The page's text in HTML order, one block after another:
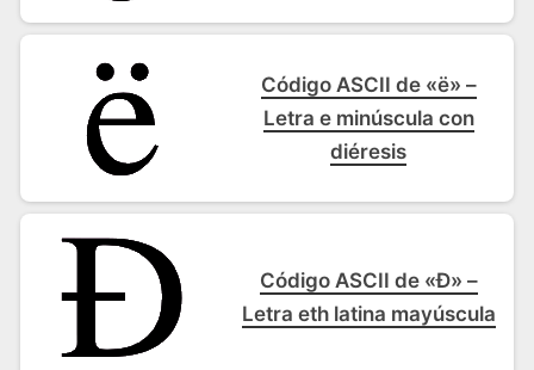
Código ASCII de «ë» –
Letra e minúscula con
diéresis
Código ASCII de «Ð» –
Letra eth latina mayúscula